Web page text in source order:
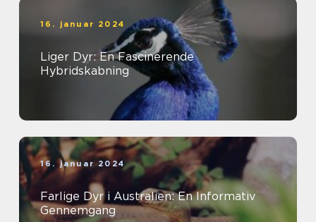
16. januar 2024
Liger Dyr: En Fascinerende
Hybridskabning
16. januar 2024
Farlige Dyr i Australien: En Informativ
Gennemgang